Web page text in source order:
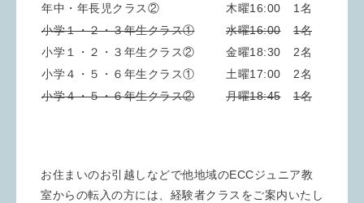
年中・年長児クラス②
木曜16:00
1名
小学１・２・３年生クラス①
水曜16:00
1名
小学１・２・３年生クラス②
金曜18:30
2名
小学４・５・６年生クラス①
土曜17:00
2名
小学４・５・６年生クラス②
月曜18:45 1名
お住まいのお引越しなどで他地域のECCジュニア教
室からの転入の方には、経験者クラスをご案内いたし